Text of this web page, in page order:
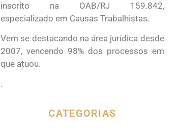
inscrito na OAB/RJ 159.842,
especializado em Causas Trabalhistas.
Vem se destacando na área jurídica desde
2007, vencendo 98% dos processos em
que atuou.
.
CATEGORIAS